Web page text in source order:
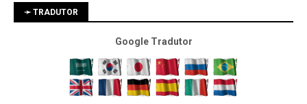
➛ TRADUTOR
Google Tradutor